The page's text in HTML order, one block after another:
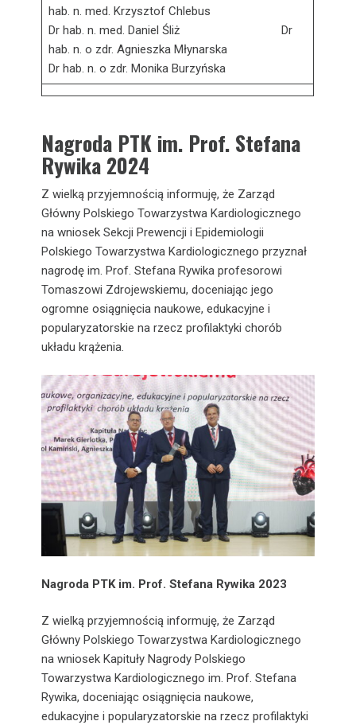
hab. n. med. Krzysztof Chlebus
Dr hab. n. med. Daniel Śliż Dr
hab. n. o zdr. Agnieszka Młynarska
Dr hab. n. o zdr. Monika Burzyńska
Nagroda PTK im. Prof. Stefana
Rywika 2024
Z wielką przyjemnością informuję, że Zarząd
Główny Polskiego Towarzystwa Kardiologicznego
na wniosek Sekcji Prewencji i Epidemiologii
Polskiego Towarzystwa Kardiologicznego przyznał
nagrodę im. Prof. Stefana Rywika profesorowi
Tomaszowi Zdrojewskiemu, doceniając jego
ogromne osiągnięcia naukowe, edukacyjne i
popularyzatorskie na rzecz profilaktyki chorób
układu krążenia.
Nagroda PTK im. Prof. Stefana Rywika 2023
Z wielką przyjemnością informuję, że Zarząd
Główny Polskiego Towarzystwa Kardiologicznego
na wniosek Kapituły Nagrody Polskiego
Towarzystwa Kardiologicznego im. Prof. Stefana
Rywika, doceniając osiągnięcia naukowe,
edukacyjne i popularyzatorskie na rzecz profilaktyki